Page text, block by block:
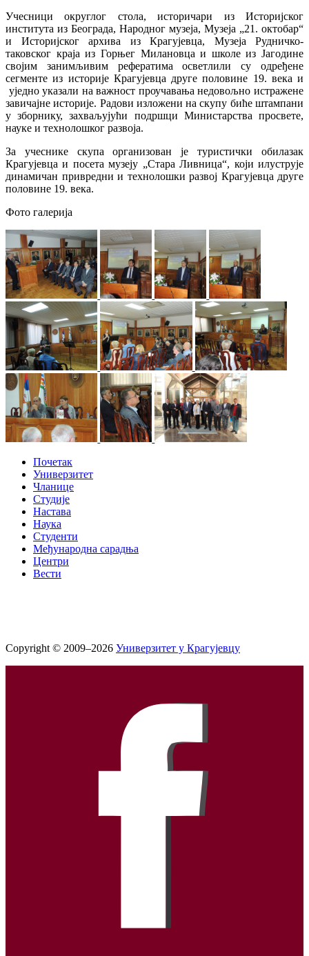
Учесници округлог стола, историчари из Историјског
института из Београда, Народног музеја, Музеја „21. октобар“
и Историјског архива из Крагујевца, Музеја Рудничко-
таковског краја из Горњег Милановца и школе из Јагодине
својим занимљивим рефератима осветлили су одређене
сегменте из историје Крагујевца друге половине 19. века и
уједно указали на важност проучавања недовољно истражене
завичајне историје. Радови изложени на скупу биће штампани
у зборнику, захваљујући подршци Министарства просвете,
науке и технолошког развоја.
За учеснике скупа организован је туристички обилазак
Крагујевца и посета музеју „Стара Ливница“, који илуструје
динамичан привредни и технолошки развој Крагујевца друге
половине 19. века.
Фото галерија
Почетак
Универзитет
Чланице
Студије
Настава
Наука
Студенти
Међународна сарадња
Центри
Вести
Copyright © 2009–2026 Универзитет у Крагујевцу